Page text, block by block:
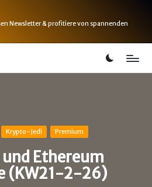
Newsletter & profitiere von spannenden
Krypto-Jedi Premium
Ethereum
(KW21-2-26)